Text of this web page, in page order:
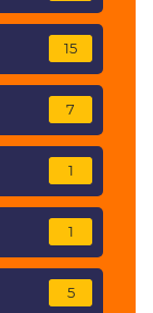
15
7
1
1
5